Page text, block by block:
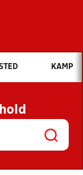
du søge efter?
NYHEDER
OG
KAMP